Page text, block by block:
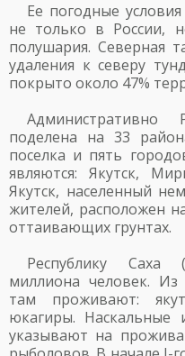
Ее погодные
не только в России,
полушария. Северная
удаления к северу
покрыто около 47%
Административно
поделена на 33
поселка и пять
являются: Якутск,
Якутск, населенный
жителей, расположен
оттаивающих грунтах.
Республику Саха
миллиона человек. Из
там проживают:
юкагиры. Наскальные
указывают на